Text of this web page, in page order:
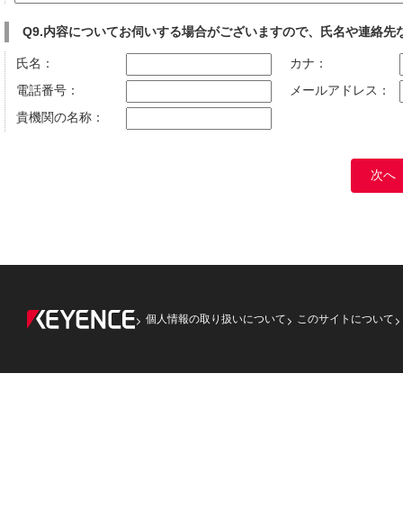
Q9.内容についてお伺いする場合がございますので、氏名や連絡
氏名：
カナ：
電話番号：
メールアドレス：
貴機関の名称：
個人情報の取り扱いについて このサイトについて